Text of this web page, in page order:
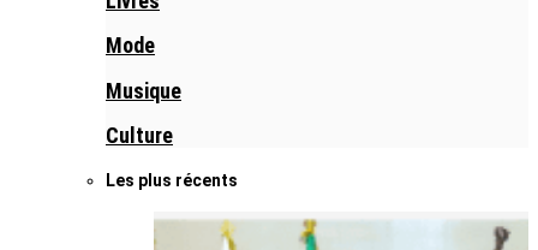
Mode
Musique
Culture
Les plus récents